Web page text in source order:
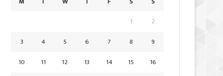
1
2
3
4 5 6 7 8
9
10
11 12 13 14 15 16